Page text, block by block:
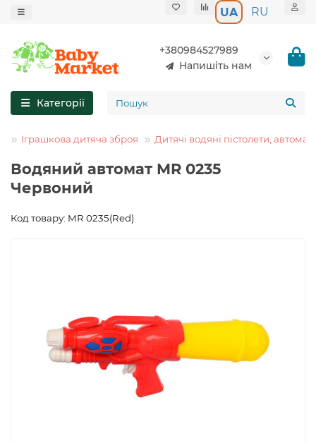
UA RU
+380984527989
Напишіть нам
Категорії
Іграшкова дитяча зброя Дитячі водяні пістолети,
Водяний автомат MR 0235
Червоний
Код товару: MR 0235(Red)